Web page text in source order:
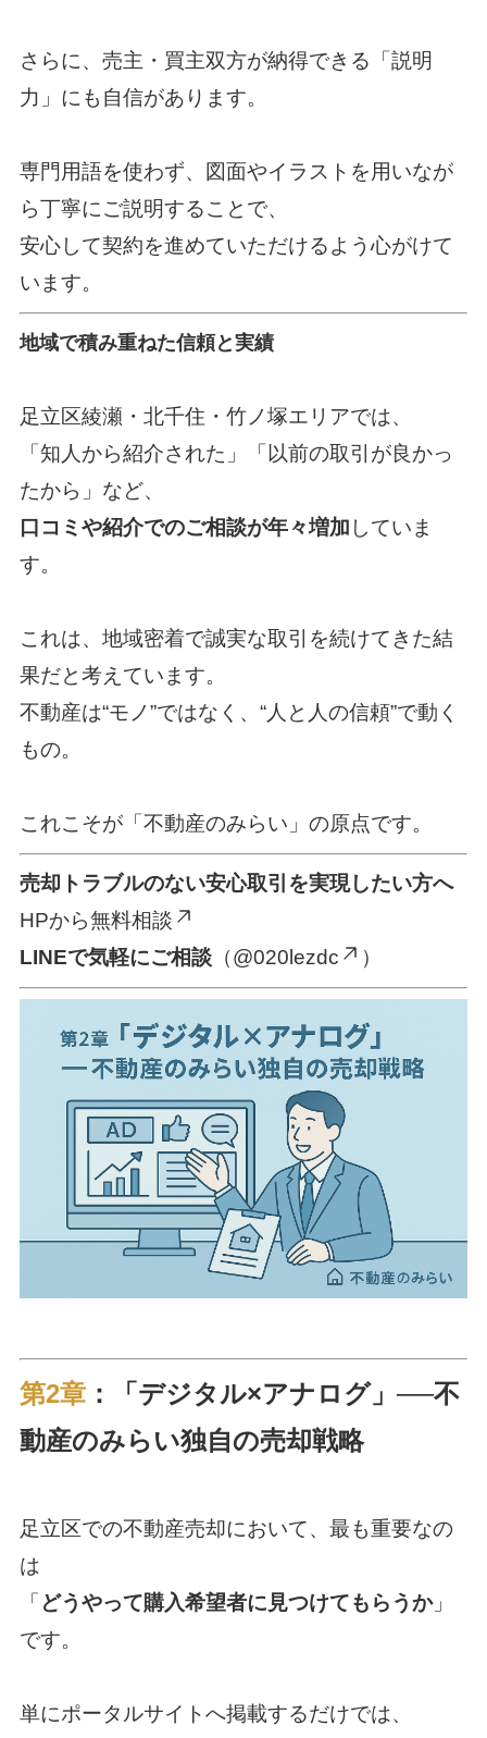
さらに、売主・買主双方が納得できる「説明
力」にも自信があります。
専門用語を使わず、図面やイラストを用いなが
ら丁寧にご説明することで、
安心して契約を進めていただけるよう心がけて
います。
地域で積み重ねた信頼と実績
足立区綾瀬・北千住・竹ノ塚エリアでは、
「知人から紹介された」「以前の取引が良かっ
たから」など、
口コミや紹介でのご相談が年々増加 していま
す。
これは、地域密着で誠実な取引を続けてきた結
果だと考えています。
不動産は“モノ”ではなく、“人と人の信頼”で動く
もの。
これこそが「不動産のみらい」の原点です。
売却トラブルのない安心取引を実現したい方へ
HPから無料相談
LINEで気軽にご相談（@020lezdc ）
第2章：「デジタル×アナログ」──不
動産のみらい独自の売却戦略
足立区での不動産売却において、最も重要なの
は
「 どうやって購入希望者に見つけてもらうか」
です。
単にポータルサイトへ掲載するだけでは、